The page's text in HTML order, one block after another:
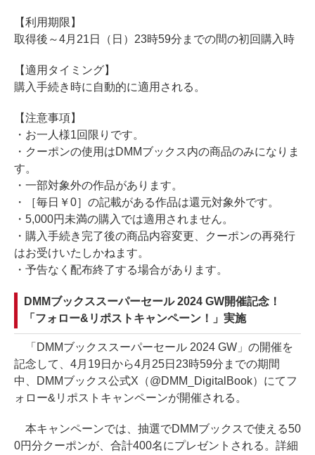
【利用期限】
取得後～4月21日（日）23時59分までの間の初回購入時
【適用タイミング】
購入手続き時に自動的に適用される。
【注意事項】
・お一人様1回限りです。
・クーポンの使用はDMMブックス内の商品のみになりま
す。
・一部対象外の作品があります。
・［毎日￥0］の記載がある作品は還元対象外です。
・5,000円未満の購入では適用されません。
・購入手続き完了後の商品内容変更、クーポンの再発行
はお受けいたしかねます。
・予告なく配布終了する場合があります。
DMMブックススーパーセール 2024 GW開催記念！
「フォロー&リポストキャンペーン！」実施
「DMMブックススーパーセール 2024 GW」の開催を
記念して、4月19日から4月25日23時59分までの期間
中、DMMブックス公式X（@DMM_DigitalBook）にてフ
ォロー&リポストキャンペーンが開催される。
本キャンペーンでは、抽選でDMMブックスで使える50
0円分クーポンが、合計400名にプレゼントされる。詳細